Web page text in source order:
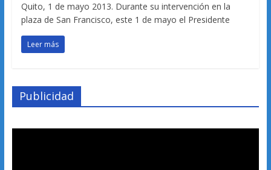
Quito, 1 de mayo 2013. Durante su intervención en la
plaza de San Francisco, este 1 de mayo el Presidente
Leer más
Publicidad